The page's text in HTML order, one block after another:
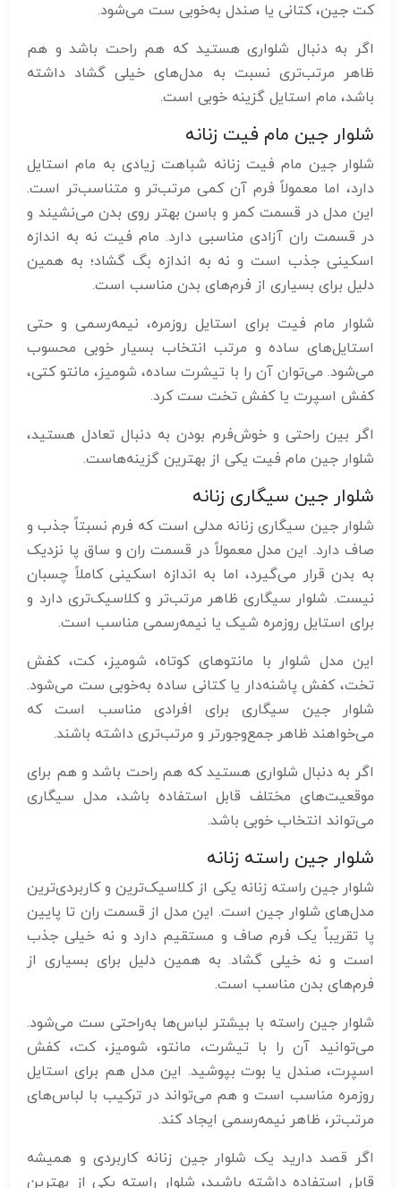
کت جین، کتانی یا صندل به‌خوبی ست می‌شود.
اگر به دنبال شلواری هستید که هم راحت باشد و هم
ظاهر مرتب‌تری نسبت به مدل‌های خیلی گشاد داشته
باشد، مام استایل گزینه خوبی است.
شلوار جین مام فیت زنانه
شلوار جین مام فیت زنانه شباهت زیادی به مام استایل
دارد، اما معمولاً فرم آن کمی مرتب‌تر و متناسب‌تر است.
این مدل در قسمت کمر و باسن بهتر روی بدن می‌نشیند و
در قسمت ران آزادی مناسبی دارد. مام فیت نه به اندازه
اسکینی جذب است و نه به اندازه بگ گشاد؛ به همین
دلیل برای بسیاری از فرم‌های بدن مناسب است.
شلوار مام فیت برای استایل روزمره، نیمه‌رسمی و حتی
استایل‌های ساده و مرتب انتخاب بسیار خوبی محسوب
می‌شود. می‌توان آن را با تیشرت ساده، شومیز، مانتو کتی،
کفش اسپرت یا کفش تخت ست کرد.
اگر بین راحتی و خوش‌فرم بودن به دنبال تعادل هستید،
شلوار جین مام فیت یکی از بهترین گزینه‌هاست.
شلوار جین سیگاری زنانه
شلوار جین سیگاری زنانه مدلی است که فرم نسبتاً جذب و
صاف دارد. این مدل معمولاً در قسمت ران و ساق پا نزدیک
به بدن قرار می‌گیرد، اما به اندازه اسکینی کاملاً چسبان
نیست. شلوار سیگاری ظاهر مرتب‌تر و کلاسیک‌تری دارد و
برای استایل روزمره شیک یا نیمه‌رسمی مناسب است.
این مدل شلوار با مانتوهای کوتاه، شومیز، کت، کفش
تخت، کفش پاشنه‌دار یا کتانی ساده به‌خوبی ست می‌شود.
شلوار جین سیگاری برای افرادی مناسب است که
می‌خواهند ظاهر جمع‌وجورتر و مرتب‌تری داشته باشند.
اگر به دنبال شلواری هستید که هم راحت باشد و هم برای
موقعیت‌های مختلف قابل استفاده باشد، مدل سیگاری
می‌تواند انتخاب خوبی باشد.
شلوار جین راسته زنانه
شلوار جین راسته زنانه یکی از کلاسیک‌ترین و کاربردی‌ترین
مدل‌های شلوار جین است. این مدل از قسمت ران تا پایین
پا تقریباً یک فرم صاف و مستقیم دارد و نه خیلی جذب
است و نه خیلی گشاد. به همین دلیل برای بسیاری از
فرم‌های بدن مناسب است.
شلوار جین راسته با بیشتر لباس‌ها به‌راحتی ست می‌شود.
می‌توانید آن را با تیشرت، مانتو، شومیز، کت، کفش
اسپرت، صندل یا بوت بپوشید. این مدل هم برای استایل
روزمره مناسب است و هم می‌تواند در ترکیب با لباس‌های
مرتب‌تر، ظاهر نیمه‌رسمی ایجاد کند.
اگر قصد دارید یک شلوار جین زنانه کاربردی و همیشه
قابل استفاده داشته باشید، شلوار راسته یکی از بهترین